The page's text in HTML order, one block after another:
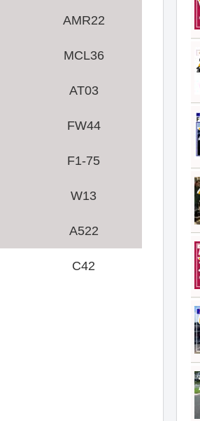
AMR22
MCL36
AT03
FW44
F1-75
W13
A522
C42